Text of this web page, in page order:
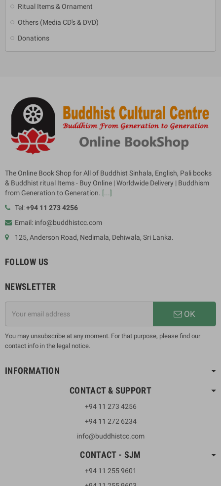
Ritual Items & Ornament
Others (Media CD's & DVD)
Donations
The Online Book Shop for All of Buddhist Sinhala, English, Pali books
& Buddhist ritual Items - Buy Online | Worldwide Delivery | Buddhism
from Generation to Generation. [...]
Tel:+94 11 273 4256
Email: info@buddhistcc.com
125, Anderson Road, Nedimala, Dehiwala, Sri Lanka.
FOLLOW US
NEWSLETTER
OK
You may unsubscribe at any moment. For that purpose, please find our
contact info in the legal notice.
INFORMATION
CONTACT & SUPPORT
+94 11 273 4256
+94 11 272 6234
info@buddhistcc.com
CONTACT - SJM
+94 11 255 9601